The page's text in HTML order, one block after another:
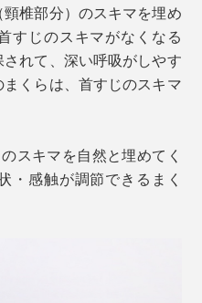
椎部分）のスキマを埋め
すじのスキマがなくなる
れて、深い呼吸がしやす
くらは、首すじのスキマ
スキマを自然と埋めてく
・感触が調節できるまく